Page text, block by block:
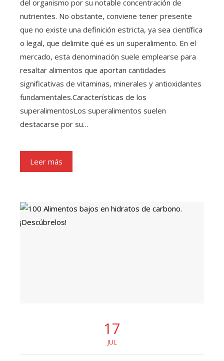
del organismo por su notable concentración de
nutrientes. No obstante, conviene tener presente
que no existe una definición estricta, ya sea científica
o legal, que delimite qué es un superalimento. En el
mercado, esta denominación suele emplearse para
resaltar alimentos que aportan cantidades
significativas de vitaminas, minerales y antioxidantes
fundamentales.Características de los
superalimentosLos superalimentos suelen
destacarse por su…
Leer más
17
JUL